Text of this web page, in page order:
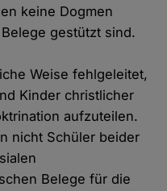
keine Dogmen
gestützt sind.
Weise fehlgeleitet,
Kinder christlicher
aufzuteilen.
nicht Schüler beider
Belege für die